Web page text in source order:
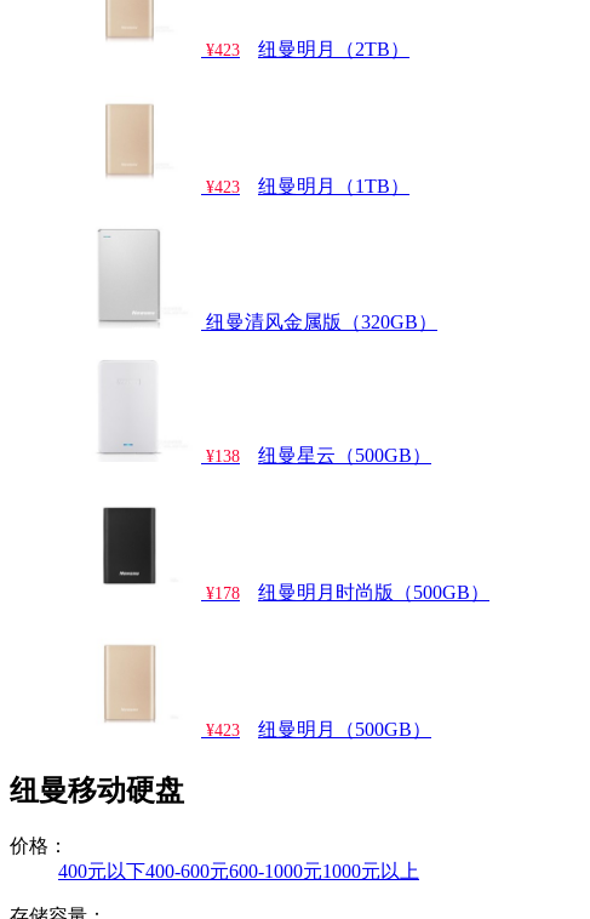
¥423 纽曼明月（2TB）
¥423 纽曼明月（1TB）
纽曼清风金属版（320GB）
¥138 纽曼星云（500GB）
¥178 纽曼明月时尚版（500GB）
¥423 纽曼明月（500GB）
纽曼移动硬盘
价格：
400元以下400-600元600-1000元1000元以上